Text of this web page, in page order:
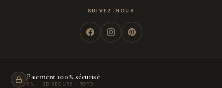
SUIVEZ-NOUS
Paiement 100% sécurisé
SSL · 3D SECURE · RGPD